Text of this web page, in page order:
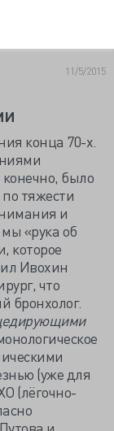
11/5/2015
конца 70-х.
было
тяжести
и
«рука об
которое
Ивохин
что
бронхолог.
(уже для
(лёгочно-